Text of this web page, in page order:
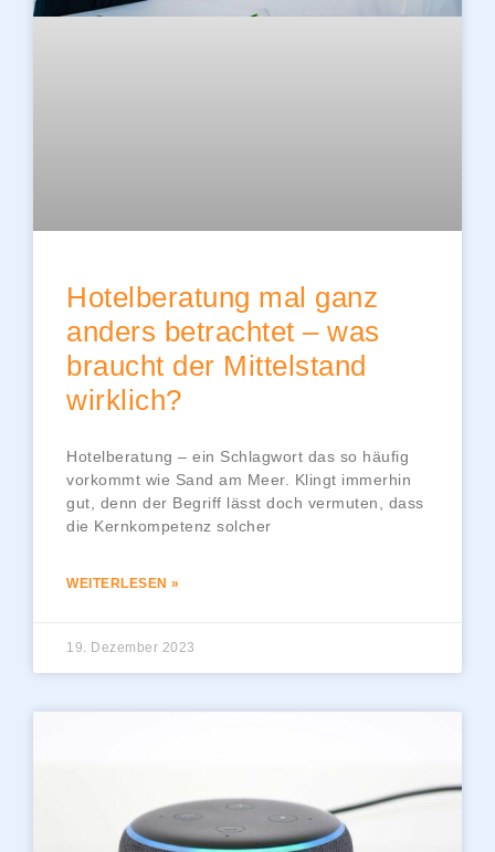
Hotelberatung mal ganz
anders betrachtet – was
braucht der Mittelstand
wirklich?
Hotelberatung – ein Schlagwort das so häufig
vorkommt wie Sand am Meer. Klingt immerhin
gut, denn der Begriff lässt doch vermuten, dass
die Kernkompetenz solcher
WEITERLESEN »
19. Dezember 2023